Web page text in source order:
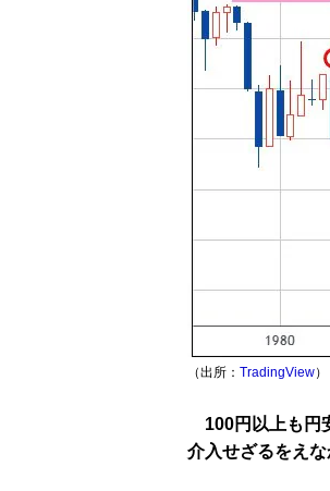
（出所： TradingView）
100円以上も円
介入せざるをえ